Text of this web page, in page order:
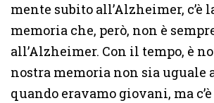
mente subito all’Alzheimer, c’è
memoria che, però, non è
all’Alzheimer. Con il tempo, è
nostra memoria non sia uguale
quando eravamo giovani, ma